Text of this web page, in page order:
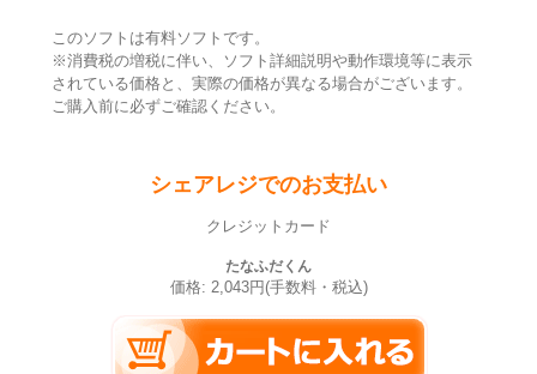
このソフトは有料ソフトです。
※消費税の増税に伴い、ソフト詳細説明や動作環境等に表示
されている価格と、実際の価格が異なる場合がございます。
ご購入前に必ずご確認ください。
シェアレジでのお支払い
クレジットカード
たなふだくん
価格: 2,043円(手数料・税込)